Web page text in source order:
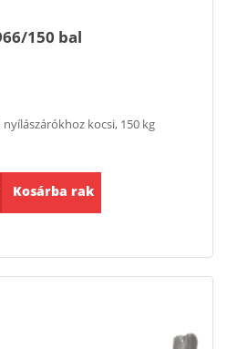
150 bal
kocsi, 150 kg
Kosárba rak